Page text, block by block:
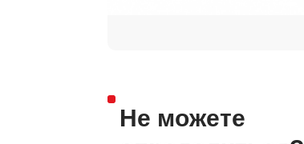
Не можете